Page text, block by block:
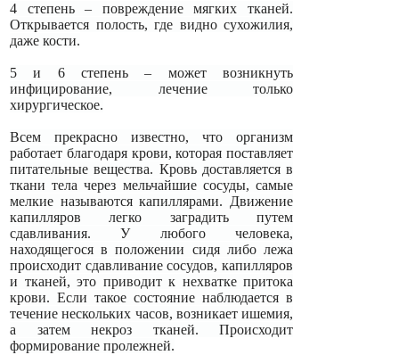
4 степень – повреждение мягких тканей.
Открывается полость, где видно сухожилия,
даже кости.
5 и 6 степень – может возникнуть
инфицирование, лечение только
хирургическое.
Всем прекрасно известно, что организм
работает благодаря крови, которая поставляет
питательные вещества. Кровь доставляется в
ткани тела через мельчайшие сосуды, самые
мелкие называются капиллярами. Движение
капилляров легко заградить путем
сдавливания. У любого человека,
находящегося в положении сидя либо лежа
происходит сдавливание сосудов, капилляров
и тканей, это приводит к нехватке притока
крови. Если такое состояние наблюдается в
течение нескольких часов, возникает ишемия,
а затем некроз тканей. Происходит
формирование пролежней.